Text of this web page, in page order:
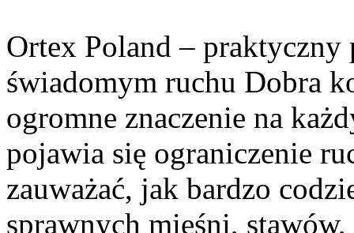
Ortex Poland –
świadomym ruchu Dobra
ogromne znaczenie na
pojawia się ograniczenie
zauważać, jak bardzo
sprawnych mięśni,